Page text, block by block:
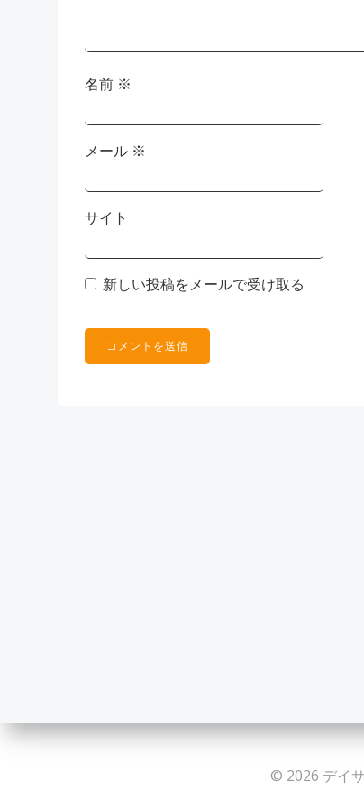
ン
名前 ※
メール ※
サイト
新しい投稿をメールで受け取る
© 2026 デイ